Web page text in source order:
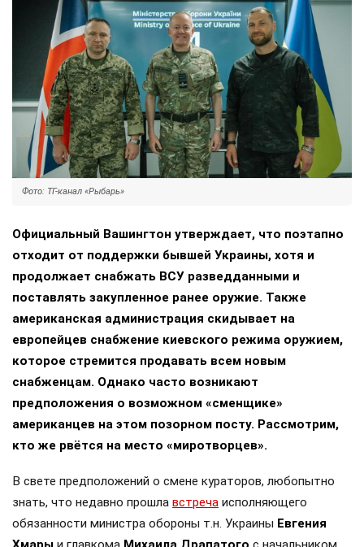
Фото: ТГ-канал «Рыбарь»
Официальный Вашингтон утверждает, что поэтапно
отходит от поддержки бывшей Украины, хотя и
продолжает снабжать ВСУ разведданными и
поставлять закупленное ранее оружие. Также
американская администрация скидывает на
европейцев снабжение киевского режима оружием,
которое стремится продавать всем новым
снабженцам. Однако часто возникают
предположения о возможном «сменщике»
американцев на этом позорном посту. Рассмотрим,
кто же рвётся на место «миротворцев».
В свете предположений о смене кураторов, любопытно
знать, что недавно прошла встреча исполняющего
обязанности министра обороны т.н. Украины Евгения